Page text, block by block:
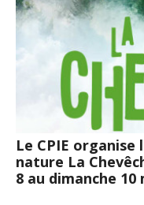
Le CPIE
nature La
8 au dimanche 10